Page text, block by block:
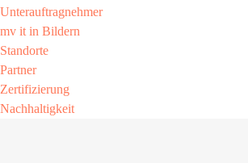
Unterauftragnehmer
mv it in Bildern​
Standorte
Partner​
Zertifizierung​
Nachhaltigkeit​